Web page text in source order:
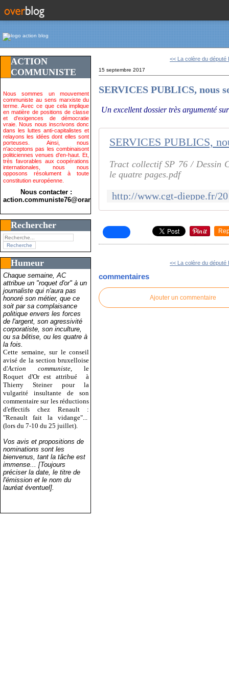
ACTION
COMMUNISTE
Nous sommes un mouvement
communiste au sens marxiste du
terme. Avec ce que cela implique
en matière de positions de classe
et d'exigences de démocratie
vraie. Nous nous inscrivons donc
dans les luttes anti-capitalistes et
relayons les idées dont elles sont
porteuses. Ainsi, nous
n'acceptons pas les combinaisont
politiciennes venues d'en-haut. Et,
très favorables aux coopérations
internationales, nous nous
opposons résolument à toute
constitution européenne.
Nous contacter :
action.communiste76@orange.fr>
Rechercher
Humeur
Chaque semaine, AC
attribue un "roquet d'or" à un
journaliste qui n'aura pas
honoré son métier, que ce
soit par sa complaisance
politique envers les forces
de l'argent, son agressivité
corporatiste, son inculture,
ou sa bêtise, ou les quatre à
la fois.
Cette semaine, sur le conseil
avisé de la section bruxelloise
d'Action communiste , le
Roquet d'Or est attribué
à
Thierry Steiner pour la
vulgarité insultante de son
commentaire sur les réductions
d'effectifs chez Renault :
"Renault fait la vidange"...
(lors du 7-10 du 25 juillet).
Vos avis et propositions de
nominations sont les
bienvenus, tant la tâche est
immense... [Toujours
préciser la date, le titre de
l'émission et le nom du
lauréat éventuel].
<< La colère du député
15 septembre 2017
SERVICES PUBLICS, nous
Un excellent dossier très argumenté
SERVICES PUBLICS,
Tract collectif SP 76 / Dessin
le quatre pages.pdf
<< La colère du député
commentaires
Ajouter un commentaire